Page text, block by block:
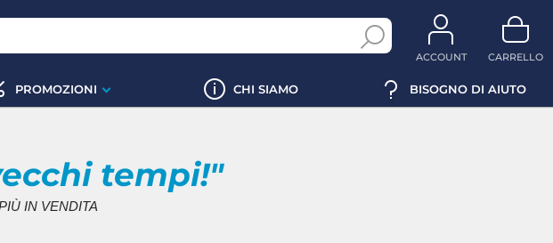
ACCOUNT CARRELLO
PROMOZIONI CHI SIAMO BISOGNO DI AIUTO
tempi!"
IN VENDITA